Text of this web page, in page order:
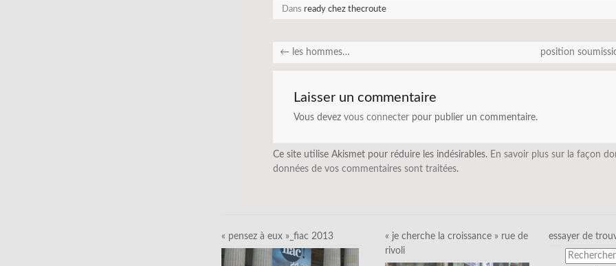
Dans ready chez thecroute
← les hommes… position
Laisser un commentaire
Vous devez vous connecter pour publier un commentaire.
Ce site utilise Akismet pour réduire les indésirables. En savoir plus sur la façon
données de vos commentaires sont traitées.
« pensez à eux »_fiac 2013
« je cherche la croissance » rue de
rivoli
essayer de